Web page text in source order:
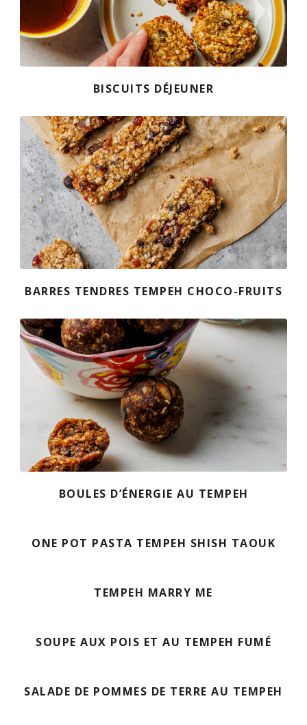
BISCUITS DÉJEUNER
BARRES TENDRES TEMPEH CHOCO-FRUITS
BOULES D’ÉNERGIE AU TEMPEH
ONE POT PASTA TEMPEH SHISH TAOUK
TEMPEH MARRY ME
SOUPE AUX POIS ET AU TEMPEH FUMÉ
SALADE DE POMMES DE TERRE AU TEMPEH